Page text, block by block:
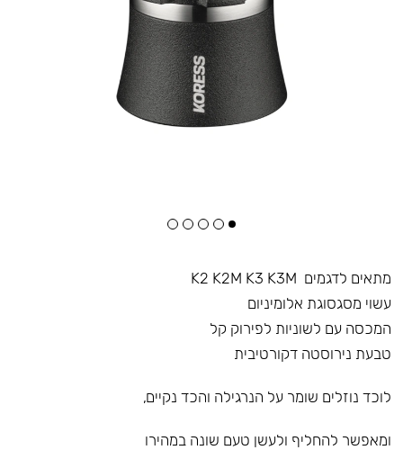
מתאים לדגמים K2 K2M K3 K3M
עשוי מסגסוגת אלומיניום
המכסה עם לשוניות לפירוק קל
טבעת נירוסטה דקורטיבית
לוכד נוזלים שומר על הנרגילה והכד נקיים,
ומאפשר להחליף ולעשן טעם שונה במהירו